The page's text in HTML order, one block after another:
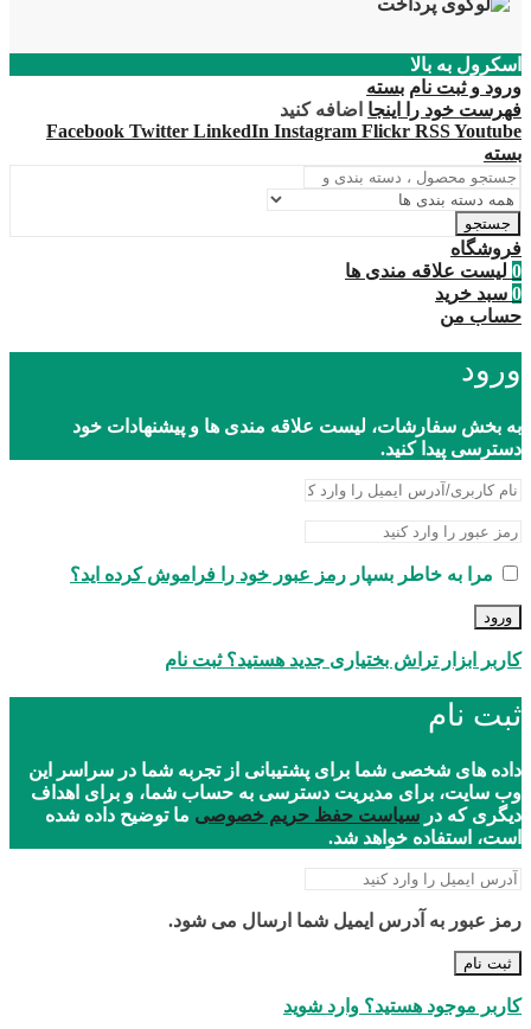
اسکرول به بالا
ورود و ثبت نام بسته
فهرست خود را اینجا اضافه کنید
Facebook Twitter LinkedIn Instagram Flickr RSSYoutube
بسته
جستجو
فروشگاه
0 لیست علاقه مندی ها
0 سبد خرید
حساب من
ورود
به بخش سفارشات، لیست علاقه مندی ها و پیشنهادات خود
دسترسی پیدا کنید.
مرا به خاطر بسپار رمز عبور خود را فراموش کرده اید؟
ورود
کاربر ابزار تراش بختیاری جدید هستید؟ ثبت نام
ثبت نام
داده های شخصی شما برای پشتیبانی از تجربه شما در سراسر این
وب سایت، برای مدیریت دسترسی به حساب شما، و برای اهداف
دیگری که در سیاست حفظ حریم خصوصی ما توضیح داده شده
است، استفاده خواهد شد.
رمز عبور به آدرس ایمیل شما ارسال می شود.
ثبت نام
کاربر موجود هستید؟ وارد شوید